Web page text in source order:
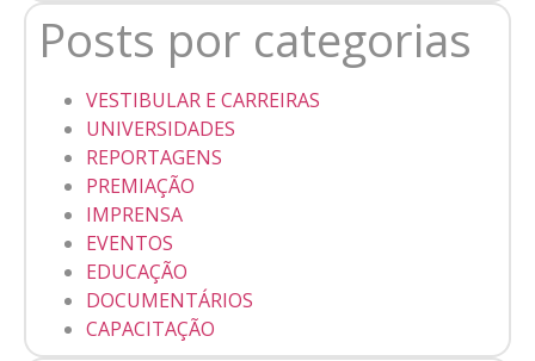
Posts por categorias
VESTIBULAR E CARREIRAS
UNIVERSIDADES
REPORTAGENS
PREMIAÇÃO
IMPRENSA
EVENTOS
EDUCAÇÃO
DOCUMENTÁRIOS
CAPACITAÇÃO